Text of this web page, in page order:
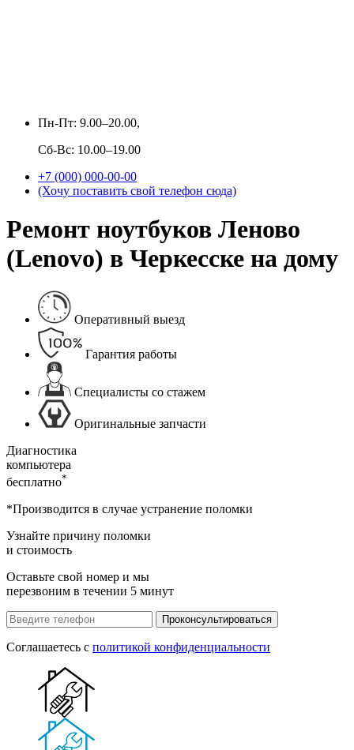
Пн-Пт: 9.00–20.00,
Сб-Вс: 10.00–19.00
+7 (000) 000-00-00
(Хочу поставить свой телефон сюда)
Ремонт ноутбуков Леново
(Lenovo) в Черкесске на дому
Оперативный выезд
Гарантия работы
Специалисты со стажем
Оригинальные запчасти
Диагностика
компьютера
бесплатно*
*Производится в случае устранение поломки
Узнайте причину поломки
и стоимость
Оставьте свой номер и мы
перезвоним в течении 5 минут
Проконсультироваться
Соглашаетесь с политикой конфиденциальности